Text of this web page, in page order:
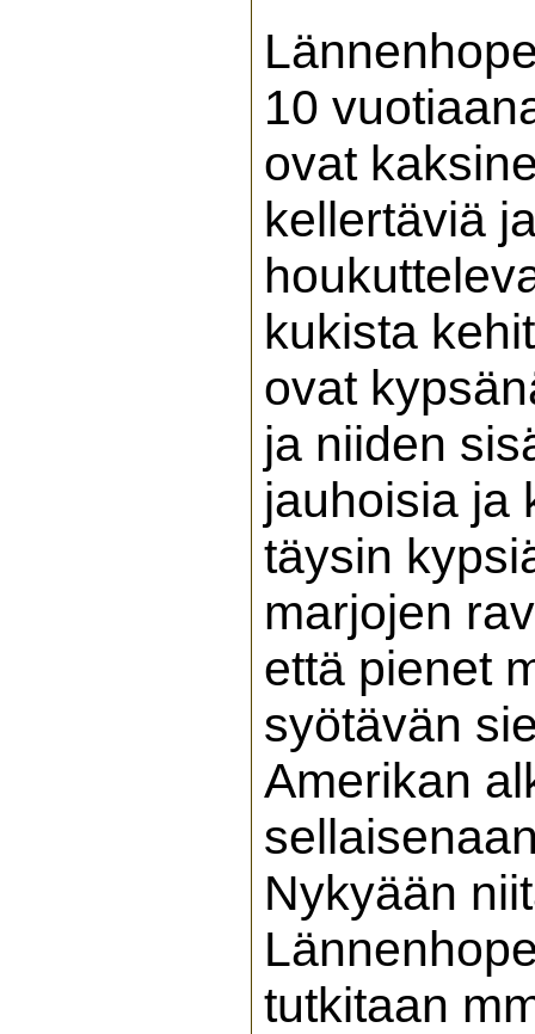
10
ovat
kellertäviä
kukista
ovat
ja niiden
jauhoisia ja
täysin
marjojen
että pienet
syötävän
Amerikan
Nykyään
tutkitaan